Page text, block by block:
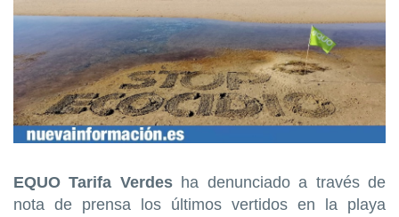
EQUO Tarifa Verdes ha denunciado a través de
nota de prensa los últimos vertidos en la playa